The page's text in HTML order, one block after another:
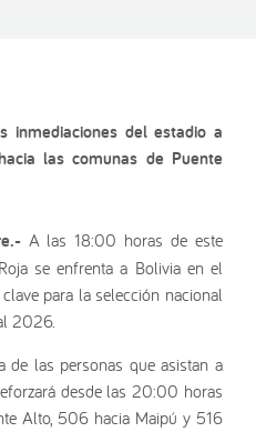
inmediaciones del estadio a
las comunas de Puente
A las 18:00 horas de este
se enfrenta a Bolivia en el
para la selección nacional
2026.
de las personas que asistan a
desde las 20:00 horas
Alto, 506 hacia Maipú y 516